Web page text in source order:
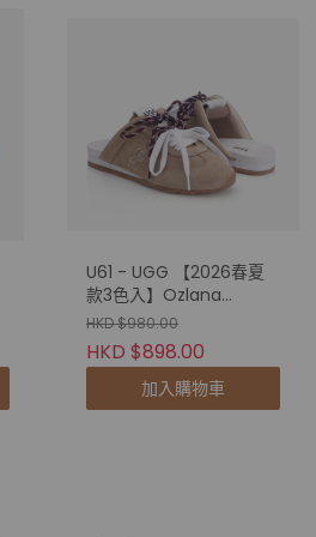
U61 - UGG 【2026春夏
款3色入】Ozlana
Windor Detail Mule
Slipper (OZ7006)
HKD $980.00
HKD $898.00
加入購物車